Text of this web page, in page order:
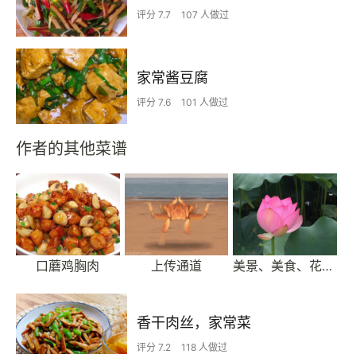
评分 7.7 107 人做过
家常酱豆腐
评分 7.6 101 人做过
作者的其他菜谱
口蘑鸡胸肉 上传通道 美景、美食、花花草草
香干肉丝，家常菜
评分 7.2 118 人做过